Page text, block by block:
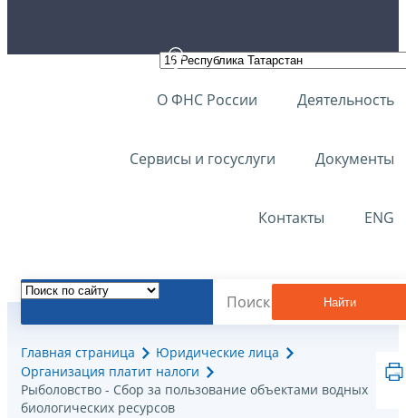
О ФНС России Деятельность
Сервисы и госуслуги Документы
Контакты ENG
Найти
Главная страница
Юридические лица
Организация платит налоги
Рыболовство - Сбор за пользование объектами водных
биологических ресурсов